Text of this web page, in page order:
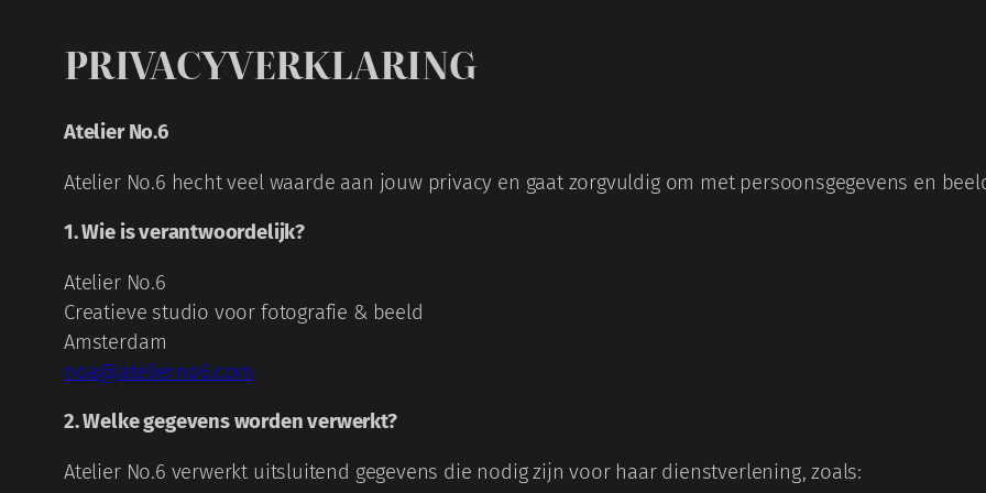
PRIVACYVERKLARING
Atelier No.6
Atelier No.6 hecht veel waarde aan jouw privacy en gaat zorgvuldig om met persoonsgegevens en
1. Wie is verantwoordelijk?
Atelier No.6
Creatieve studio voor fotografie & beeld
Amsterdam
noa@atelierno6.com
2. Welke gegevens worden verwerkt?
Atelier No.6 verwerkt uitsluitend gegevens die nodig zijn voor haar dienstverlening, zoals: